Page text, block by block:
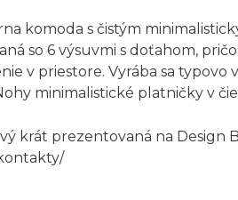
komoda s čistým
so 6 výsuvmi s doťahom,
v priestore. Vyrába sa
minimalistické platničky v
krát prezentovaná na Design